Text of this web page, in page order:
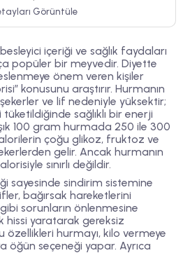
Görüntüle
içeriği ve sağlık faydaları
popüler bir meyvedir. Diyette
önem veren kişiler
konusunu araştırır. Hurmanın
ve lif nedeniyle yüksektir;
sağlıklı bir enerji
100 gram hurmada 250 ile 300
çoğu glikoz, fruktoz ve
gelir. Ancak hurmanın
sınırlı değildir.
sayesinde sindirim sistemine
bağırsak hareketlerini
sorunların önlenmesine
hissi yaratarak gereksiz
özellikleri hurmayı, kilo vermeye
öğün seçeneği yapar. Ayrıca